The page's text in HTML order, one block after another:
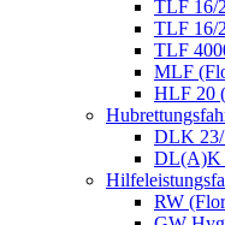
TLF 16/
TLF 16/
TLF
MLF
HLF 20
DLK 23/
DL(A)K
RW